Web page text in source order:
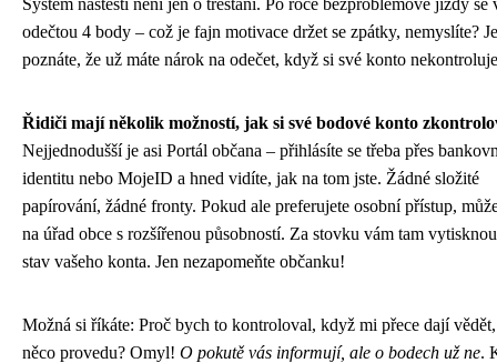
Systém naštěstí není jen o trestání. Po roce bezproblémové jízdy se
odečtou 4 body – což je fajn motivace držet se zpátky, nemyslíte?
poznáte, že už máte nárok na odečet, když si své konto
Řidiči mají několik možností, jak si své bodové konto
Nejjednodušší je asi Portál občana – přihlásíte se třeba přes
identitu nebo MojeID a hned vidíte, jak na tom jste. Žádné složité
papírování, žádné fronty. Pokud ale preferujete osobní přístup,
na úřad obce s rozšířenou působností. Za stovku vám tam
stav vašeho konta. Jen nezapomeňte občanku!
Možná si říkáte: Proč bych to kontroloval, když mi přece dají
něco provedu? Omyl! O pokutě vás informují, ale o bodech už ne.